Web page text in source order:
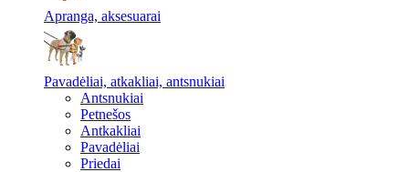
Apranga, aksesuarai
Pavadėliai, atkakliai, antsnukiai
Antsnukiai
Petnešos
Antkakliai
Pavadėliai
Priedai